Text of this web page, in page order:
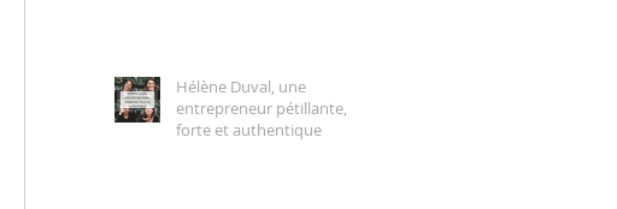
Hélène Duval, une
entrepreneur pétillante,
forte et authentique